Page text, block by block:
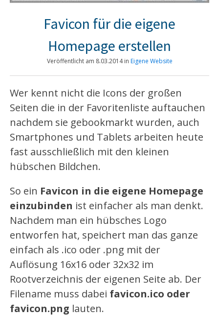
Favicon für die eigene
Homepage erstellen
Veröffentlicht am 8.03.2014in Eigene Website
Wer kennt nicht die Icons der großen
Seiten die in der Favoritenliste auftauchen
nachdem sie gebookmarkt wurden, auch
Smartphones und Tablets arbeiten heute
fast ausschließlich mit den kleinen
hübschen Bildchen.
So ein Favicon in die eigene Homepage
einzubinden ist einfacher als man denkt.
Nachdem man ein hübsches Logo
entworfen hat, speichert man das ganze
einfach als .ico oder .png mit der
Auflösung 16x16 oder 32x32 im
Rootverzeichnis der eigenen Seite ab. Der
Filename muss dabei favicon.ico oder
favicon.png lauten.